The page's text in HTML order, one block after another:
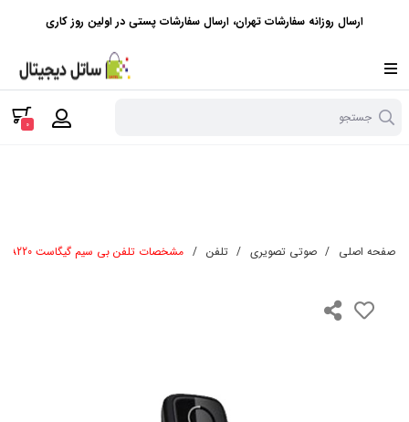
ارسال روزانه سفارشات تهران، ارسال سفارشات پستی در اولین روز کاری
جستجو 0
صفحه اصلی / صوتی تصویری / تلفن / مشخصات تلفن بی سیم گیگاست A220 | گیگاست A220